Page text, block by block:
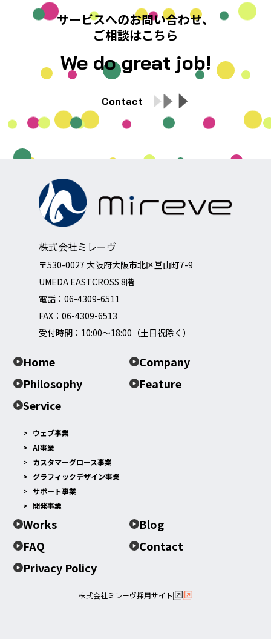
サービスへのお問い合わせ、
ご相談はこちら
We do great job!
Contact
株式会社ミレーヴ
〒530-0027 大阪府大阪市北区堂山町7-9
UMEDA EASTCROSS 8階
電話： 06-4309-6511
FAX：06-4309-6513
受付時間：10:00～18:00（土日祝除く）
Home
Company
Philosophy
Feature
Service
ウェブ事業
AI事業
カスタマーグロース事業
グラフィックデザイン事業
サポート事業
開発事業
Works
Blog
FAQ
Contact
Privacy Policy
株式会社ミレーヴ採用サイト